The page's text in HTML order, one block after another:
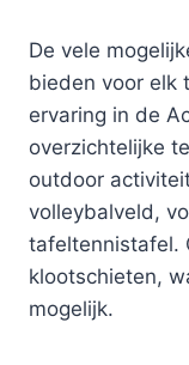
De vele
bieden voor elk
ervaring in de
overzichtelijke
outdoor
volleybalveld,
tafeltennistafel.
klootschieten,
mogelijk.